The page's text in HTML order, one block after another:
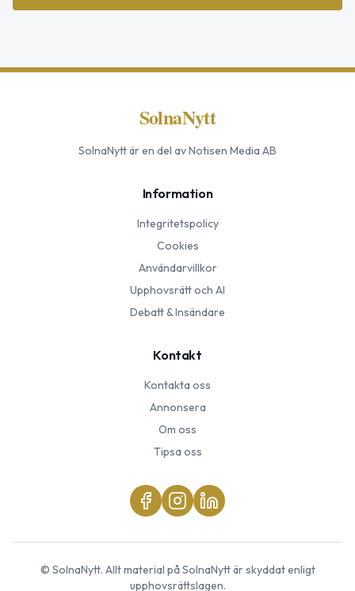
SolnaNytt
SolnaNyttär en del av Notisen Media AB
Information
Integritetspolicy
Cookies
Användarvillkor
Upphovsrätt och AI
Debatt & Insändare
Kontakt
Kontakta oss
Annonsera
Om oss
Tipsa oss
© SolnaNytt. Allt material påSolnaNyttär skyddat enligt
upphovsrättslagen.